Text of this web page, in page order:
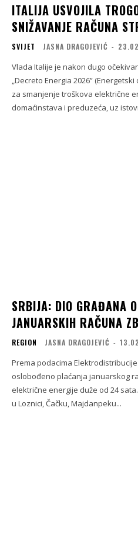
ITALIJA USVOJILA
SNIŽAVANJE RAČUNA
SVIJET JASNA DRAGOJEVIĆ -
Vlada Italije je nakon dugo
„Decreto Energia 2026”
za smanjenje troškova električne
domaćinstava i preduzeća, uz
SRBIJA: DIO GRAĐANA
JANUARSKIH RAČUNA
REGION JASNA DRAGOJEVIĆ -
Prema podacima
oslobođeno plaćanja januarskog
električne energije duže od 24
u Loznici, Čačku, Majdanpeku...